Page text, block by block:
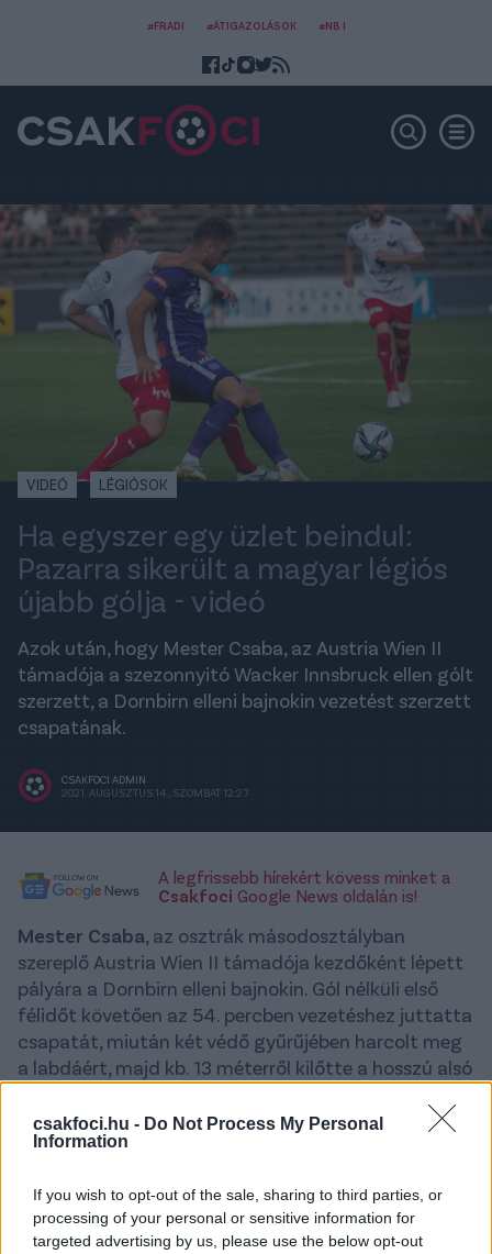
csakfoci.hu - Do Not Process My Personal
Information
If you wish to opt-out of the sale, sharing to third parties, or
processing of your personal or sensitive information for
targeted advertising by us, please use the below opt-out
#FRADI #ÁTIGAZOLÁSOK #NB I
VIDEÓ LÉGIÓSOK
Ha egyszer egy üzlet beindul:
Pazarra sikerült a magyar légiós
újabb gólja - videó
Azok után, hogy Mester Csaba, az Austria Wien II
támadója a szezonnyitó Wacker Innsbruck ellen gólt
szerzett, a Dornbirn elleni bajnokin vezetést szerzett
csapatának.
CSAKFOCI ADMIN
2021. AUGUSZTUS 14., SZOMBAT 12:27
A legfrissebb hírekért kövess minket a
Csakfoci Google News oldalán is!
Mester Csaba, az osztrák másodosztályban
szereplő Austria Wien II támadója kezdőként lépett
pályára a Dornbirn elleni bajnokin. Gól nélküli első
félidőt követően az 54. percben vezetéshez juttatta
csapatát, miután két védő gyűrűjében harcolt meg
a labdáért, majd kb. 13 méterről kilőtte a hosszú alsó
ért három pontot, mivel a hajrában a házigazda
ugyanis egyenlített.
A 19 éves csatár másodszor volt eredményes a
bajnokságban, legutóbb a Wacker Innsbruck elleni
szezonnyitón pontot érő gólt szerzett.